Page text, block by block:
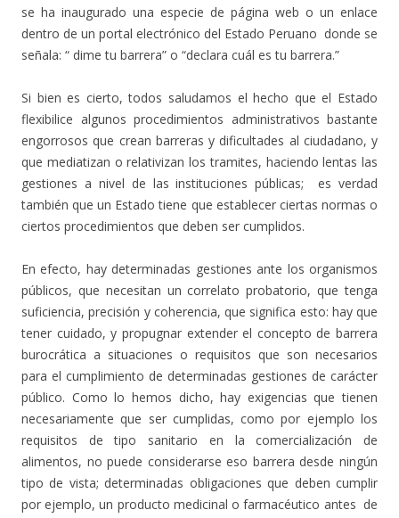
se ha inaugurado una especie de página web o un enlace
dentro de un portal electrónico del Estado Peruano donde se
señala: “ dime tu barrera” o “declara cuál es tu barrera.”
Si bien es cierto, todos saludamos el hecho que el Estado
flexibilice algunos procedimientos administrativos bastante
engorrosos que crean barreras y dificultades al ciudadano, y
que mediatizan o relativizan los tramites, haciendo lentas las
gestiones a nivel de las instituciones públicas; es verdad
también que un Estado tiene que establecer ciertas normas o
ciertos procedimientos que deben ser cumplidos.
En efecto, hay determinadas gestiones ante los organismos
públicos, que necesitan un correlato probatorio, que tenga
suficiencia, precisión y coherencia, que significa esto: hay que
tener cuidado, y propugnar extender el concepto de barrera
burocrática a situaciones o requisitos que son necesarios
para el cumplimiento de determinadas gestiones de carácter
público. Como lo hemos dicho, hay exigencias que tienen
necesariamente que ser cumplidas, como por ejemplo los
requisitos de tipo sanitario en la comercialización de
alimentos, no puede considerarse eso barrera desde ningún
tipo de vista; determinadas obligaciones que deben cumplir
por ejemplo, un producto medicinal o farmacéutico antes de